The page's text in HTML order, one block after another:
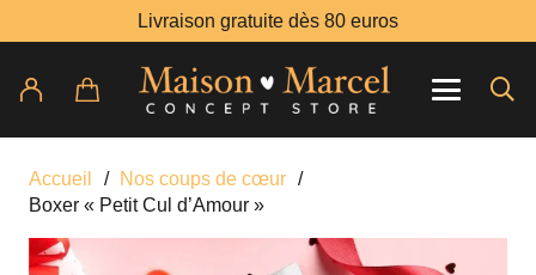
Livraison gratuite dès 80 euros
Accueil / Nos coups de cœur /
Boxer « Petit Cul d’Amour »